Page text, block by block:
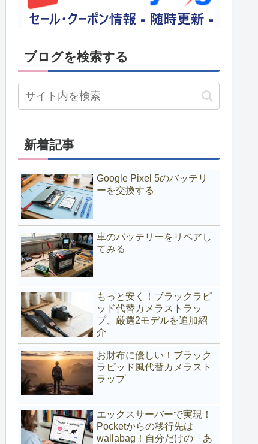
ブログを検索する
新着記事
Google Pixel 5のバッテリ
ーを交換する
車のバッテリーをリペアし
てみる
もっと安く！ブラックラピ
ッド代替カメラストラッ
プ、厳選2モデルを追加紹
介
お財布に優しい！ブラック
ラピッド風代替カメラスト
ラップ
エックスサーバーで実現！
Pocketからの移行先は
wallabag！自分だけの「あ